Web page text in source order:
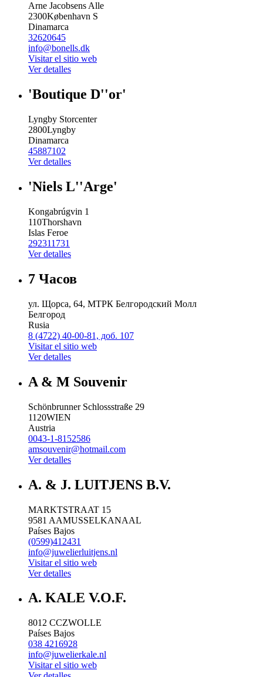
Arne Jacobsens Alle
2300København S
Dinamarca
32620645
info@bonells.dk
Visitar el sitio web
Ver detalles
'Boutique D''or'
Lyngby Storcenter
2800Lyngby
Dinamarca
45887102
Ver detalles
'Niels L''Arge'
Kongabrúgvin 1
110Thorshavn
Islas Feroe
292311731
Ver detalles
7 Часов
ул. Щорса, 64, МТРК Белгородский Молл
Белгород
Rusia
8 (4722) 40-00-81, доб. 107
Visitar el sitio web
Ver detalles
A & M Souvenir
Schönbrunner Schlossstraße 29
1120WIEN
Austria
0043-1-8152586
amsouvenir@hotmail.com
Ver detalles
A. & J. LUITJENS B.V.
MARKTSTRAAT 15
9581 AAMUSSELKANAAL
Países Bajos
(0599)412431
info@juwelierluitjens.nl
Visitar el sitio web
Ver detalles
A. KALE V.O.F.
8012 CCZWOLLE
Países Bajos
038 4216928
info@juwelierkale.nl
Visitar el sitio web